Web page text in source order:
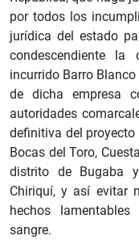
por todos los
jurídica del estado
condescendiente
incurrido Barro
de dicha empresa
autoridades
definitiva del proyecto
Bocas del Toro,
distrito de Bugaba
Chiriquí, y así evitar
hechos
sangre.